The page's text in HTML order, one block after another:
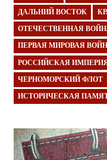
ДАЛЬНИЙ ВОСТОК
ОТЕЧЕСТВЕННАЯ
ПЕРВАЯ МИРОВАЯ
РОССИЙСКАЯ
ЧЕРНОМОРСКИЙ ФЛОТ
ИСТОРИЧЕСКАЯ